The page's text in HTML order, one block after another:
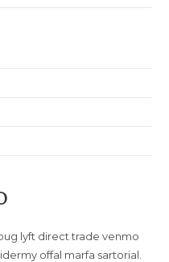
lyft direct trade venmo
offal marfa sartorial.